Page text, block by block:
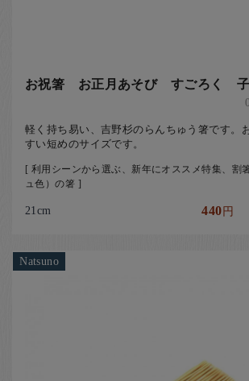
お祝箸 お正月あそび すごろく 子
軽く持ち易い、吉野杉のらんちゅう箸です。
すい短めのサイズです。
[ 利用シーンから選ぶ、新年にオススメ特集、割
ュ色）の箸 ]
21cm 440円
Natsuno